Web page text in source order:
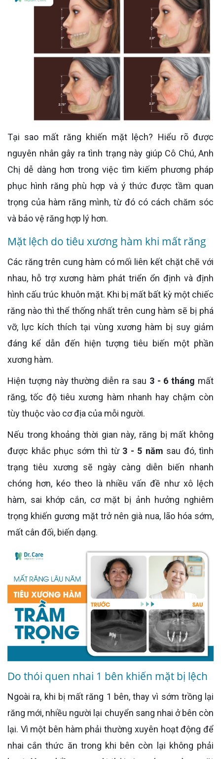
Tại sao mất răng khiến mặt lệch? Hiểu rõ được
nguyên nhân gây ra tình trạng này giúp Cô Chú, Anh
Chị dễ dàng hơn trong việc tìm kiếm phương pháp
phục hình răng phù hợp và ý thức được tầm quan
trọng của hàm răng mình, từ đó có cách chăm sóc
và bảo vệ răng hợp lý hơn.
Mặt lệch do tiêu xương hàm khi mất răng
Các răng trên cung hàm có mối liên kết chặt chẽ với
nhau, hỗ trợ xương hàm phát triển ổn định và định
hình cấu trúc khuôn mặt. Khi bị mất bất kỳ một chiếc
răng nào thì thể thống nhất trên cung hàm sẽ bị phá
vỡ, lực kích thích tại vùng xương hàm bị suy giảm
đáng kể dẫn đến hiện tượng tiêu biến một phần
xương hàm.
Hiện tượng này thường diễn ra sau 3 - 6 tháng mất
răng, tốc độ tiêu xương hàm nhanh hay chậm còn
tùy thuộc vào cơ địa của mỗi người.
Nếu trong khoảng thời gian này, răng bị mất không
được khắc phục sớm thì từ 3 - 5 năm sau đó, tình
trạng tiêu xương sẽ ngày càng diễn biến nhanh
chóng hơn, kéo theo là nhiều vấn đề như xô lệch
hàm, sai khớp cắn, cơ mặt bị ảnh hưởng nghiêm
trọng khiến gương mặt trở nên già nua, lão hóa sớm,
mất cân đối, biến dạng.
Do thói quen nhai 1 bên khiến mặt bị lệch
Ngoài ra, khi bị mất răng 1 bên, thay vì sớm trồng lại
răng mới, nhiều người lại chuyển sang nhai ở bên còn
lại. Vì một bên hàm phải thường xuyên hoạt động để
nhai cắn thức ăn trong khi bên còn lại không phải